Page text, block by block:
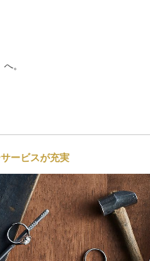
。
ービスが充実